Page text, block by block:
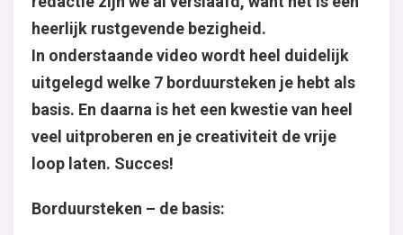
heerlijk rustgevende bezigheid.
In onderstaande video wordt heel duidelijk
uitgelegd welke 7 borduursteken je hebt als
basis. En daarna is het een kwestie van heel
veel uitproberen en je creativiteit de vrije
loop laten. Succes!
Borduursteken – de basis: